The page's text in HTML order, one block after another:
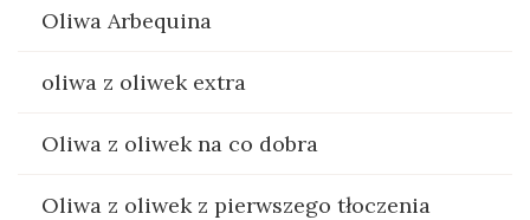
Oliwa Arbequina
oliwa z oliwek extra
Oliwa z oliwek na co dobra
Oliwa z oliwek z pierwszego tłoczenia